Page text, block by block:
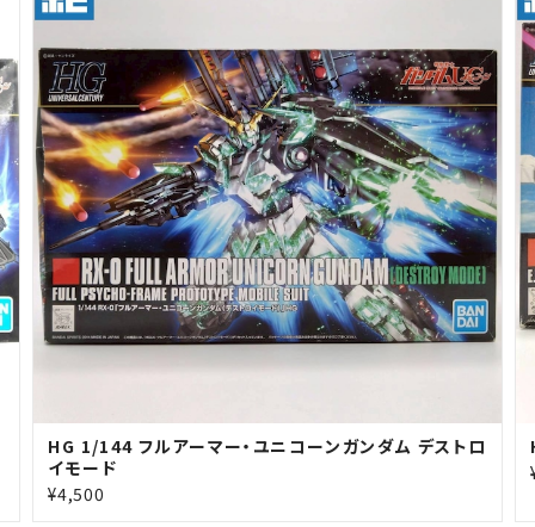
HG 1/144 フルアーマー・ユニコーンガンダム デストロ
イモード
¥4,500